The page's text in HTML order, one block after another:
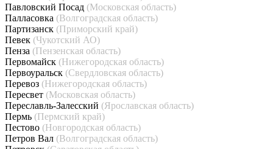
Павловский Посад (Московская область)
Палласовка (Волгоградская область)
Партизанск (Приморский край)
Певек (Чукотский АО)
Пенза (Пензенская область)
Первомайск (Нижегородская область)
Первоуральск (Свердловская область)
Перевоз (Нижегородская область)
Пересвет (Московская область)
Переславль-Залесский (Ярославская область)
Пермь (Пермский край)
Пестово (Новгородская область)
Петров Вал (Волгоградская область)